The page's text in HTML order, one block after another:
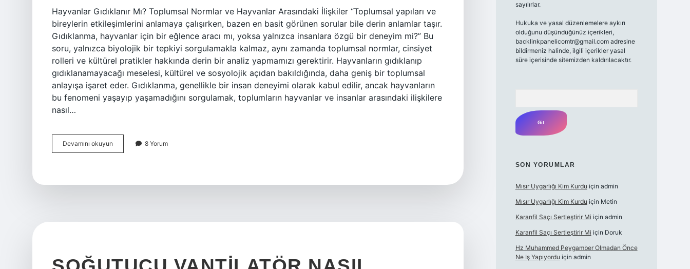
Hayvanlar Gıdıklanır Mı? Toplumsal Normlar ve Hayvanlar Arasındaki İlişkiler “Toplumsal yapıları ve
bireylerin etkileşimlerini anlamaya çalışırken, bazen en basit görünen sorular bile derin anlamlar taşır.
Gıdıklanma, hayvanlar için bir eğlence aracı mı, yoksa yalnızca insanlara özgü bir deneyim mi?” Bu
soru, yalnızca biyolojik bir tepkiyi sorgulamakla kalmaz, aynı zamanda toplumsal normlar, cinsiyet
rolleri ve kültürel pratikler hakkında derin bir analiz yapmamızı gerektirir. Hayvanların gıdıklanıp
gıdıklanamayacağı meselesi, kültürel ve sosyolojik açıdan bakıldığında, daha geniş bir toplumsal
anlayışa işaret eder. Gıdıklanma, genellikle bir insan deneyimi olarak kabul edilir, ancak hayvanların
bu fenomeni yaşayıp yaşamadığını sorgulamak, toplumların hayvanlar ve insanlar arasındaki ilişkilere
nasıl…
Devamını okuyun Hayvanlar
Gidiklanir
8 Yorum
sayılırlar.
Hukuka ve yasal düzenlemelere aykırı
olduğunu düşündüğünüz içerikleri,
backlinkpanelicomtr@gmail.comadresine
bildirmeniz halinde, ilgili içerikler yasal
süre içerisinde sitemizden kaldırılacaktır.
SON YORUMLAR
Mısır Uygarlığı Kim Kurdu için admin
Mısır Uygarlığı Kim Kurdu için Metin
Karanfil Saçı Sertleştirir Mi için admin
Karanfil Saçı Sertleştirir Mi için Doruk
Hz Muhammed Peygamber Olmadan Önce
Ne Iş Yapıyordu için admin